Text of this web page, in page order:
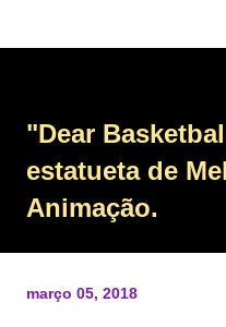
"Dear
estatueta de
Animação.
março 05, 2018